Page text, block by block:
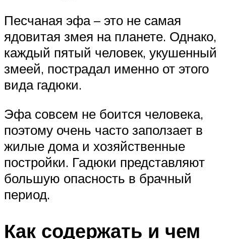
Песчаная эфа – это не самая
ядовитая змея на планете. Однако,
каждый пятый человек, укушенный
змеей, пострадал именно от этого
вида гадюки.
Эфа совсем не боится человека,
поэтому очень часто заползает в
жилые дома и хозяйственные
постройки. Гадюки представляют
большую опасность в брачный
период.
Как содержать и чем